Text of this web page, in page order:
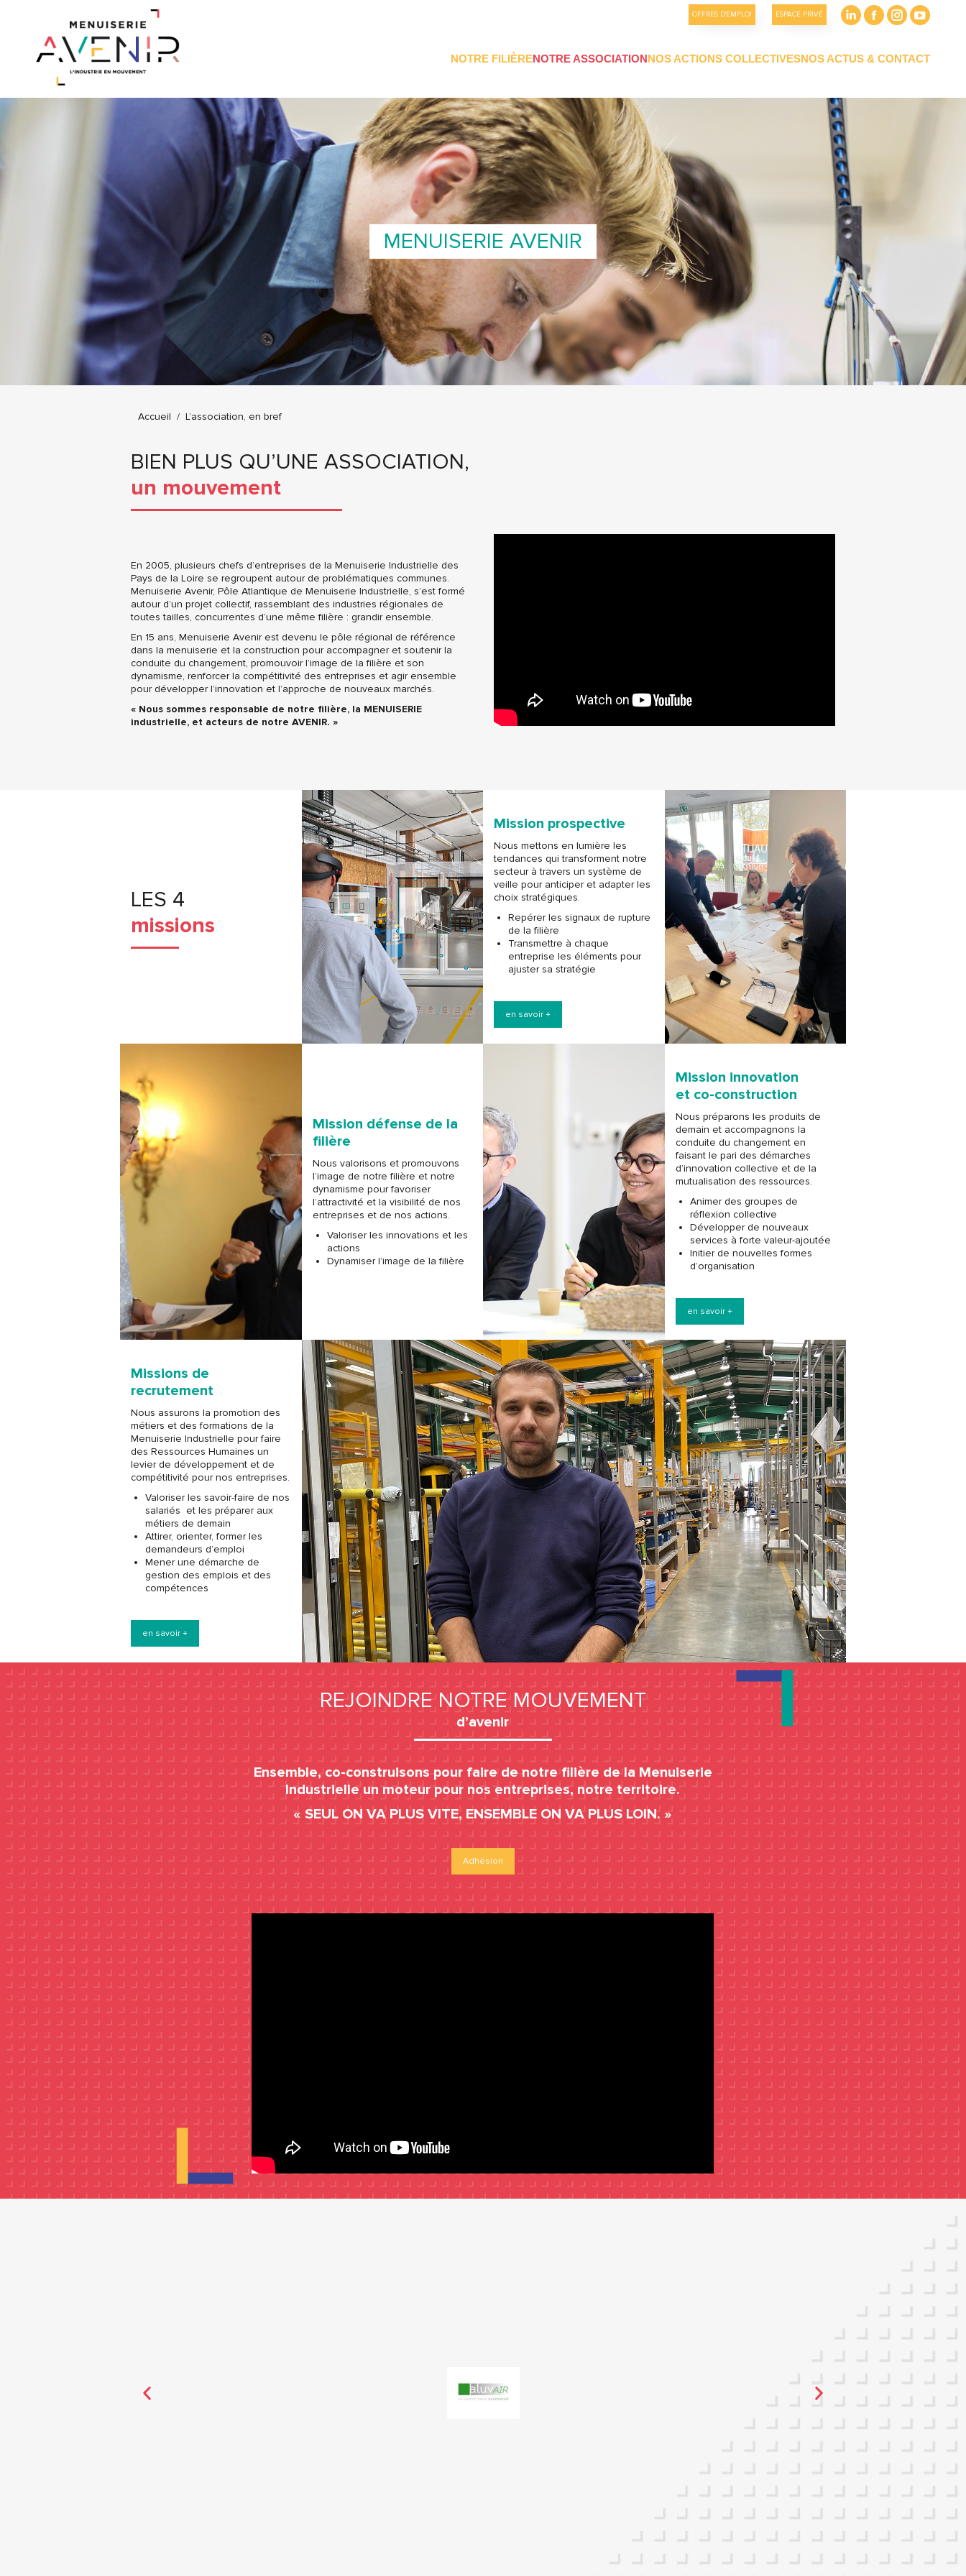
OFFRES D'EMPLOI ESPACE PRIVÉ
NOTRE FILIÈRENOTRE ASSOCIATIONNOS ACTIONS COLLECTIVESNOS ACTUS & CONTACT
MENUISERIE AVENIR
Vous êtes ici :
Accueil L’association, en bref
BIEN PLUS QU’UNE ASSOCIATION,
un mouvement
En 2005, plusieurs chefs d’entreprises de la Menuiserie Industrielle des
Pays de la Loire se regroupent autour de problématiques communes.
Menuiserie Avenir, Pôle Atlantique de Menuiserie Industrielle, s’est formé
autour d’un projet collectif, rassemblant des industries régionales de
toutes tailles, concurrentes d’une même filière : grandir ensemble.
En 15 ans, Menuiserie Avenir est devenu le pôle régional de référence
dans la menuiserie et la construction pour accompagner et soutenir la
conduite du changement, promouvoir l’image de la filière et son
dynamisme, renforcer la compétitivité des entreprises et agir ensemble
pour développer l’innovation et l’approche de nouveaux marchés.
« Nous sommes responsable de notre filière, la MENUISERIE
industrielle, et acteurs de notre AVENIR. »
LES 4
missions
Mission prospective
Nous mettons en lumière les
tendances qui transforment notre
secteur à travers un système de
veille pour anticiper et adapter les
choix stratégiques.
Repérer les signaux de rupture
de la filière
Transmettre à chaque
entreprise les éléments pour
ajuster sa stratégie
en savoir +
Mission défense de la
filière
Nous valorisons et promouvons
l’image de notre filière et notre
dynamisme pour favoriser
l’attractivité et la visibilité de nos
entreprises et de nos actions.
Valoriser les innovations et les
actions
Dynamiser l’image de la filière
Mission innovation
et co-construction
Nous préparons les produits de
demain et accompagnons la
conduite du changement en
faisant le pari des démarches
d’innovation collective et de la
mutualisation des ressources.
Animer des groupes de
réflexion collective
Développer de nouveaux
services à forte valeur-ajoutée
Initier de nouvelles formes
d’organisation
en savoir +
Missions de
recrutement
Nous assurons la promotion des
métiers et des formations de la
Menuiserie Industrielle pour faire
des Ressources Humaines un
levier de développement et de
compétitivité pour nos entreprises.
Valoriser les savoir-faire de nos
salariés et les préparer aux
métiers de demain
Attirer, orienter, former les
demandeurs d’emploi
Mener une démarche de
gestion des emplois et des
compétences
en savoir +
REJOINDRE NOTRE MOUVEMENT
d’avenir
Ensemble, co-construisons pour faire de notre filière de la Menuiserie
Industrielle un moteur pour nos entreprises, notre territoire.
« SEUL ON VA PLUS VITE, ENSEMBLE ON VA PLUS LOIN. »
Adhésion